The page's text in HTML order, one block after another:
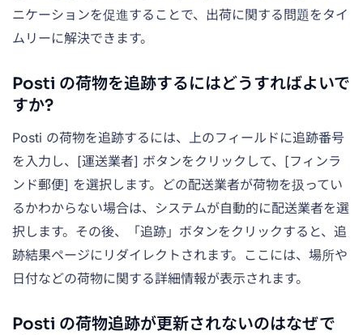
ニケーションを促進することで、出荷に関する問題をタイ
ムリーに解決できます。
Posti の荷物を追跡するにはどうすればよいで
すか?
Posti の荷物を追跡するには、上のフィールドに追跡番号
を入力し、[運送業者] ボタンをクリックして、[フィンラ
ンド郵便] を選択します。どの配送業者が荷物を扱ってい
るかわからない場合は、システムが自動的に配送業者を選
択します。その後、「追跡」ボタンをクリックすると、追
跡結果ページにリダイレクトされます。ここには、場所や
日付などの荷物に関する詳細情報が表示されます。
Posti の荷物追跡が更新されないのはなぜで